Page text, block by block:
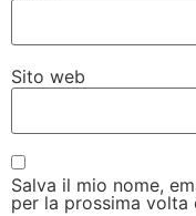
Sito web
Salva il mio nome,
per la prossima volta